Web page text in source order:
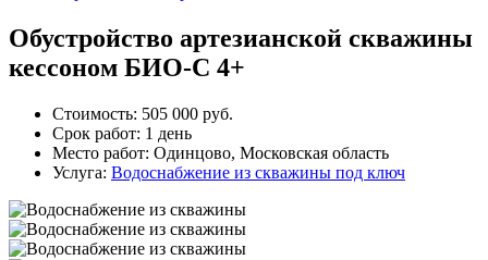
Обустройство артезианской скважины
кессоном БИО-С 4+
Стоимость: 505 000 руб.
Срок работ: 1 день
Место работ: Одинцово, Московская область
Услуга: Водоснабжение из скважины под ключ